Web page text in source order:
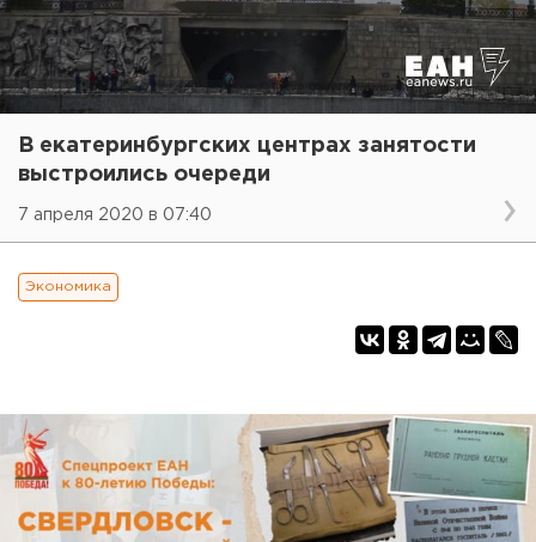
В екатеринбургских центрах занятости
выстроились очереди
7 апреля 2020 в 07:40
Экономика